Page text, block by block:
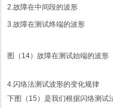
2.故障在中间段的波形
3.故障在测试终端的波形
图（14）故障在测试始端的波形
4.闪络法测试波形的变化规律
下图（15）是我们根据闪络测试